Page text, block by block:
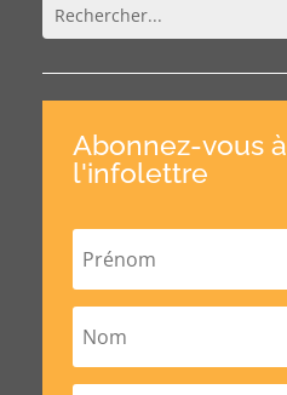
Abonnez-vous à
l'infolettre